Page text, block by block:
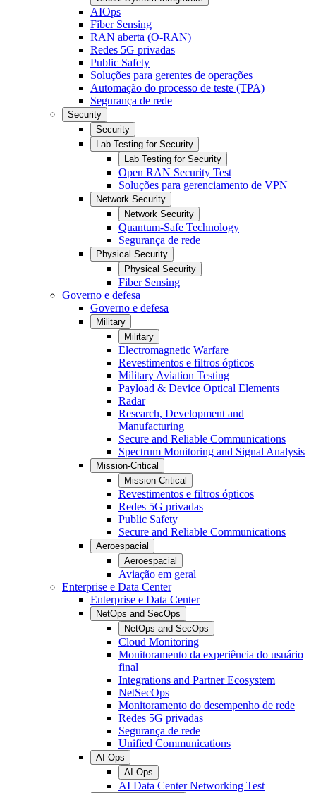
AIOps
Fiber Sensing
RAN aberta (O-RAN)
Redes 5G privadas
Public Safety
Soluções para gerentes de operações
Automação do processo de teste (TPA)
Segurança de rede
Security
Security
Lab Testing for Security
Lab Testing for Security
Open RAN Security Test
Soluções para gerenciamento de VPN
Network Security
Network Security
Quantum-Safe Technology
Segurança de rede
Physical Security
Physical Security
Fiber Sensing
Governo e defesa
Governo e defesa
Military
Military
Electromagnetic Warfare
Revestimentos e filtros ópticos
Military Aviation Testing
Payload & Device Optical Elements
Radar
Research, Development and
Manufacturing
Secure and Reliable Communications
Spectrum Monitoring and Signal Analysis
Mission-Critical
Mission-Critical
Revestimentos e filtros ópticos
Redes 5G privadas
Public Safety
Secure and Reliable Communications
Aeroespacial
Aeroespacial
Aviação em geral
Enterprise e Data Center
Enterprise e Data Center
NetOps and SecOps
NetOps and SecOps
Cloud Monitoring
Monitoramento da experiência do usuário
final
Integrations and Partner Ecosystem
NetSecOps
Monitoramento do desempenho de rede
Redes 5G privadas
Segurança de rede
Unified Communications
AI Ops
AI Ops
AI Data Center Networking Test